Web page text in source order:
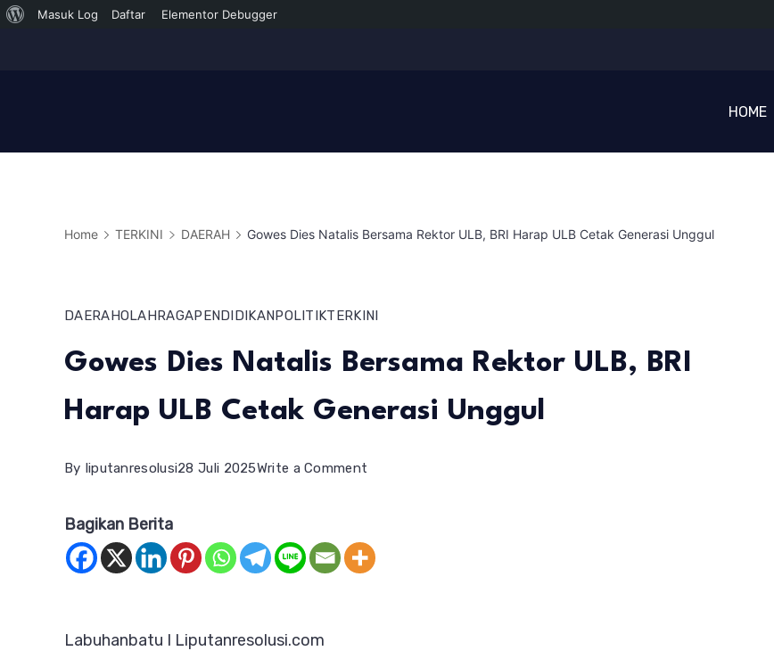
Tentang
Masuk Log Daftar Elementor Debugger
HOME
Home TERKINI DAERAH Gowes Dies Natalis Bersama Rektor ULB, BRI Harap ULB Cetak Generasi Unggul
DAERAHOLAHRAGAPENDIDIKANPOLITIKTERKINI
Gowes Dies Natalis Bersama Rektor ULB, BRI
Harap ULB Cetak Generasi Unggul
By liputanresolusi28 Juli 2025Write a Comment
Natalis
Bagikan Berita
Labuhanbatu I Liputanresolusi.com